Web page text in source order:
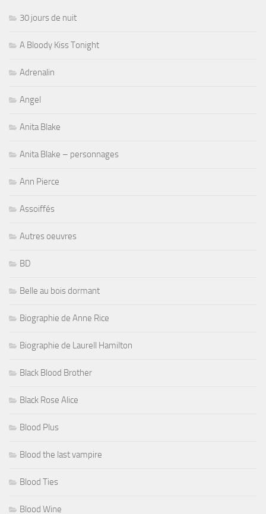
30 jours de nuit
A Bloody Kiss Tonight
Adrenalin
Angel
Anita Blake
Anita Blake – personnages
Ann Pierce
Assoiffés
Autres oeuvres
BD
Belle au bois dormant
Biographie de Anne Rice
Biographie de Laurell Hamilton
Black Blood Brother
Black Rose Alice
Blood Plus
Blood the last vampire
Blood Ties
Blood Wine